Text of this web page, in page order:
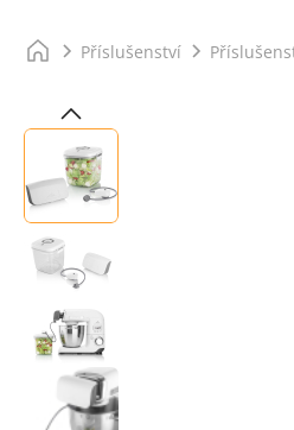
Příslušenství